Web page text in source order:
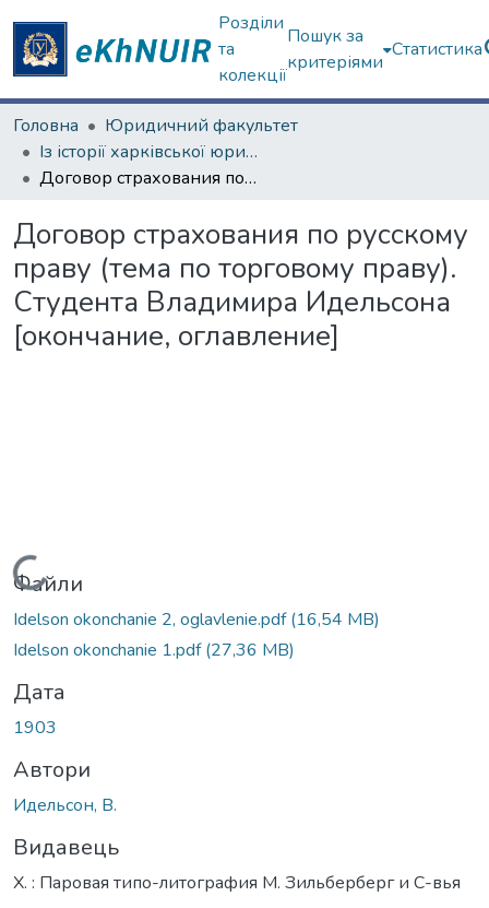
Розділи
та
колекції
Пошук за
критеріями
Статистика
Головна
Юридичний факультет
Із історії харківської юридичної школи
Договор страхования по русскому праву (тема по торговому праву). Студента Владимира Идельсона [окончание, оглавление]
Договор страхования по русскому
праву (тема по торговому праву).
Студента Владимира Идельсона
[окончание, оглавление]
Вантажиться...
Файли
Idelson okonchanie 2, oglavlenie.pdf(16,54 MB)
Idelson okonchanie 1.pdf(27,36 MB)
Дата
1903
Автори
Идельсон, В.
Видавець
Х. : Паровая типо-литография М. Зильберберг и С-вья